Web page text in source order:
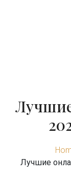
Лучшие